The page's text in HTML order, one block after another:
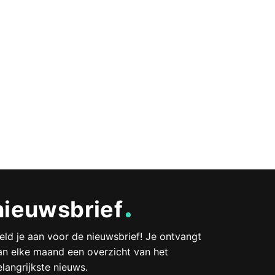
je aan voor de nieuwsbrief! Je ontvangt
elke maand een overzicht van het
nieuws.